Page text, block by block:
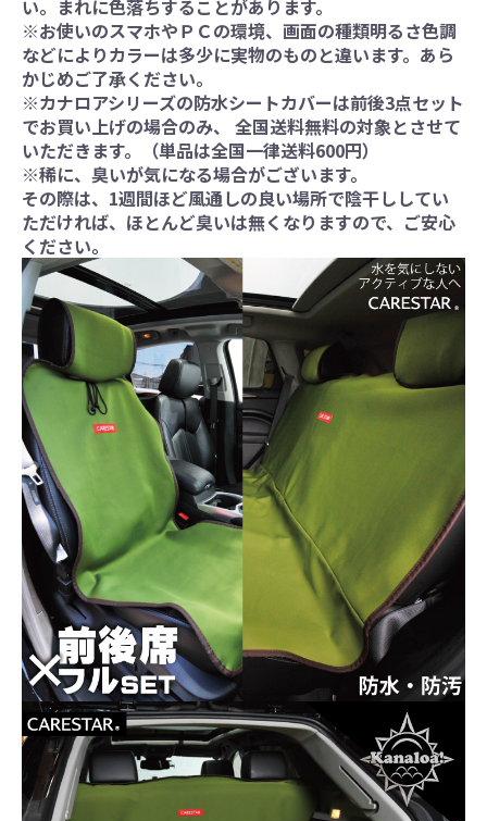
い。まれに色落ちすることがあります。
※お使いのスマホやＰＣの環境、画面の種類明るさ色調
などによりカラーは多少に実物のものと違います。あら
かじめご了承ください。
※カナロアシリーズの防水シートカバーは前後3点セット
でお買い上げの場合のみ、 全国送料無料の対象とさせて
いただきます。（単品は全国一律送料600円）
※稀に、臭いが気になる場合がございます。
その際は、1週間ほど風通しの良い場所で陰干ししてい
ただければ、ほとんど臭いは無くなりますので、ご安心
ください。